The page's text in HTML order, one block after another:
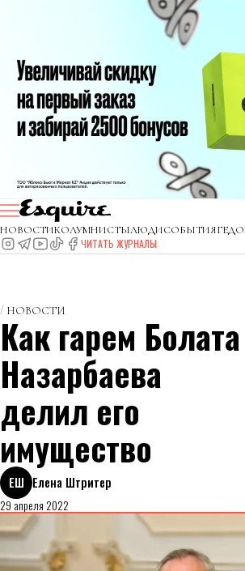
НОВОСТИКОЛУМНИСТЫЛЮДИСОБЫТИЯ
ЧИТАТЬ ЖУРНАЛЫ
НОВОСТИ
Как гарем Болата
Назарбаева
делил его
имущество
ЕШ Елена Штритер
29 апреля 2022